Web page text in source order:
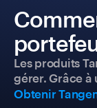
Les produits
gérer. Grâce à
Obtenir